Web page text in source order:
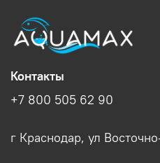
Контакты
+7 800 505 62 90
г Краснодар, ул